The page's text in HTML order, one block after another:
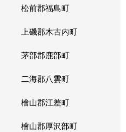
松前郡福島町
上磯郡木古内町
茅部郡鹿部町
二海郡八雲町
檜山郡江差町
檜山郡厚沢部町